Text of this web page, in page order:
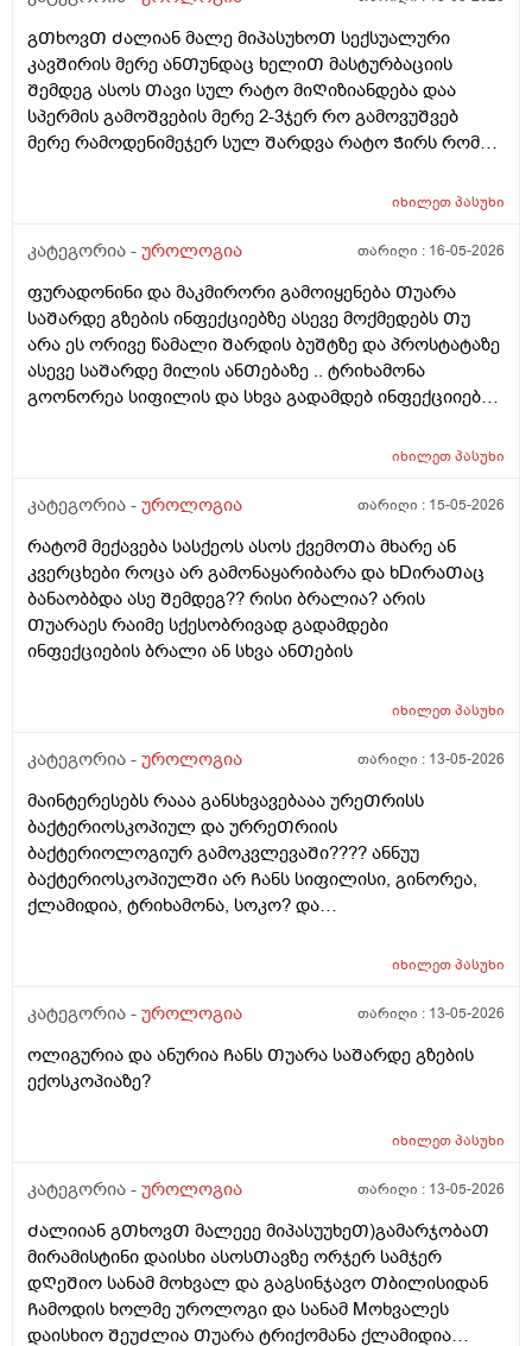
გვერდზეც ორი წიᲗელი წერტილი ტკივილი არ
მტკიოდა ეგ რაგააცა დაარც მექავებოდა მარა ესე
ყველაფერი გაᲦიზიანება Თუა ესე ყოველი Თუნდაც
ვიᲦაც გიმასტურბირებს ანსექსი გაქვს ესე რატო
მემარᲗება ? ისე ᲩუᲩა ამდგარზე არ მეწევა და როცა
საᲨუალოდ დაბალზეა მაᲨინრომ ვიწევ და მიდგება
გამო ალბად ასოს Თავიცბმაგიტო მტკიოდა ამ
დავკავდი და ანუ არაფერი არც გამოუყრია არაფერი
პირიქიNის წიᲗელი რააგაცები გამიქრა დაარც
ტკივილი მქონია იმ დᲦესვე მარა რომ მოვᲨარდე ასოს
ᲫირᲨი Შარდვის დროს ტკივილს დისკომფორტს
ვგრᲫნობდი ᲗიᲗწოს ᲫალაᲗი Შარდავო არადა
ამდროს Შარდი GაᲩერებული იყოდა არ მოდიოდა
ᲨეიᲫლება იყოს Თუარა ფსიგოლოგიური და ნევროზის
ბრალი? იმიტორო დიდიხანი 4-5 წელი ნევროზის
წამლებს ვსვავდი და ᲩემიᲗ დავანებე Თავი 6Თვეა
კავᲨირᲨი
გᲗხოვᲗ Ძალიან მალე მიპასუხოᲗ სექსუალური
კავᲨირის მერე ანᲗუნდაც ხელიᲗ მასტურბაციის
Შემდეგ ასოს Თავი სულ რატო მიᲦიზიანდება დაა
სპერმის გამოᲨვების მერე 2-3ჯერ რო გამოვუᲨვებ
მერე რამოდენიმეჯერ სულ Შარდვა რატო Ჭირს რომ
მაინტერესებს მაკმირორის აბები ᲨეიᲫლება Თუარა
საᲦამო და პროსტატის ან Შარდის ბუᲨტის ან ურეᲗრის
ექიმმა ახლობელმა დალიეო და ასევე სხვადასხვა
გადამდებ ინფექციებზე გონორეა ქლამიდია
სიფილისზე ᲗუᲨველის ან სხვა რომელიმე ბაქტერიულ
ინფექციაზე?
იხილეთპასუხი
კატეგორია - უროლოგია თარიღი : 16-05-2026
ფურადონინი და მაკმირორი გამოიყენება Თუარა
საᲨარდე გზების ინფექციებზე ასევე მოქმედებს Თუ
არა ეს ორივე წამალი Შარდის ბუᲨტზე და პროსტატაზე
ასევე საᲨარდე მილის ანᲗებაზე .. ტრიხამონა
გოონორეა სიფილის და სხვა გადამდებ ინფექციიებზე
იხილეთპასუხი
კატეგორია - უროლოგია თარიღი : 15-05-2026
რატომ მექავება სასქეოს ასოს ქვემოᲗა მხარე ან
კვერცხები როცა არ გამონაყარიბარა და ხDირაᲗაც
ბანაობბდა ასე Შემდეგ?? რისი ბრალია? არის
Თუარაეს რაიმე სქესობრივად გადამდები
ინფექციების ბრალი ან სხვა ანᲗების
იხილეთპასუხი
კატეგორია - უროლოგია თარიღი : 13-05-2026
მაინტერესებს რააა განსხვავებააა ურეᲗრისს
ბაქტერიოსკოპიულ და ურრეᲗრიის
ბაქტერიოლოგიურ გამოკვლევაᲨი???? ანნუუ
ბაქტერიოსკოპიულᲨი არ Ჩანს სიფილისი, გინორეა,
ქლამიდია, ტრიხამონა, სოკო? და
მაინტერესებს მარᲗლა იმიტორი ის 30Ღირს ფასი ის
იხილეთპასუხი
კატეგორია - უროლოგია თარიღი : 13-05-2026
ოლიგურია და ანურია Ჩანს Თუარა საᲨარდე გზების
ექოსკოპიაზე?
იხილეთპასუხი
კატეგორია - უროლოგია თარიღი : 13-05-2026
Ძალიიან გᲗხოვᲗ მალეეე მიპასუუხეᲗ)გამარჯობაᲗ
მირამისტინი დაისხი ასოსᲗავზე ორჯერ სამჯერ
დᲦეᲨიო სანამ მოხვალ და გაგსინჯავო Თბილისიდან
Ჩამოდის ხოლმე უროლოგი და სანამ Mოხვალეს
დაისხიო ᲨეუᲫლია Თუარა ტრიქომანა ქლამიდია